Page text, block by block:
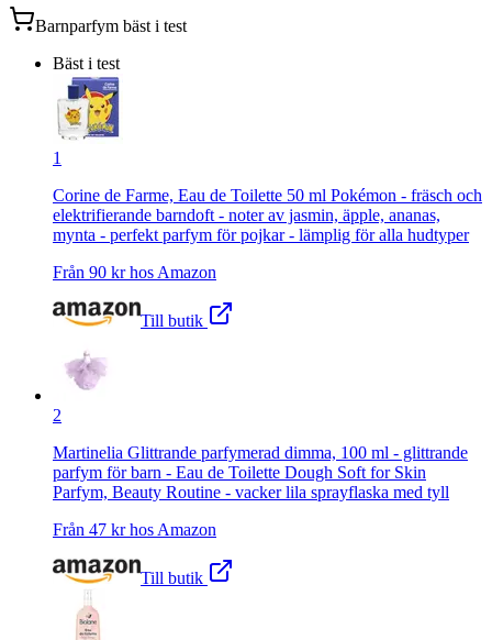
Barnparfym bäst i test
Bäst i test
1
Corine de Farme, Eau de Toilette 50 ml Pokémon - fräsch och
elektrifierande barndoft - noter av jasmin, äpple, ananas,
mynta - perfekt parfym för pojkar - lämplig för alla hudtyper
Från 90 kr hos Amazon
Till butik
2
Martinelia Glittrande parfymerad dimma, 100 ml - glittrande
parfym för barn - Eau de Toilette Dough Soft for Skin
Parfym, Beauty Routine - vacker lila sprayflaska med tyll
Från 47 kr hos Amazon
Till butik